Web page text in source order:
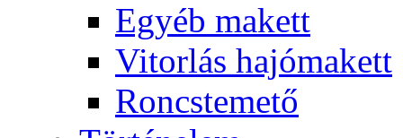
Egyéb makett
Vitorlás hajómakett
Roncstemető